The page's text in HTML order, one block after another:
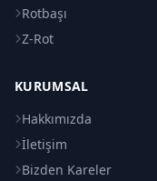
Rotbaşı
Z-Rot
KURUMSAL
Hakkımızda
İletişim
Bizden Kareler